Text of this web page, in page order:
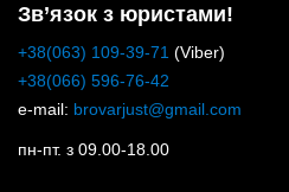
Зв’язок з юристами!
+38(063) 109-39-71 (Viber)
+38(066) 596-76-42
e-mail: brovarjust@gmail.com
пн-пт. з 09.00-18.00